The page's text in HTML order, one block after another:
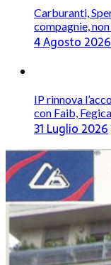
Carburanti,
compagnie,
4 Agosto 2026
IP rinnova
con Faib,
31 Luglio 2026